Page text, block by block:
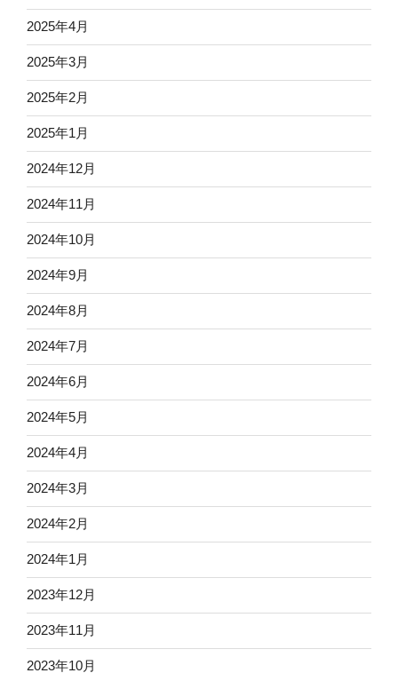
2025年4月
2025年3月
2025年2月
2025年1月
2024年12月
2024年11月
2024年10月
2024年9月
2024年8月
2024年7月
2024年6月
2024年5月
2024年4月
2024年3月
2024年2月
2024年1月
2023年12月
2023年11月
2023年10月